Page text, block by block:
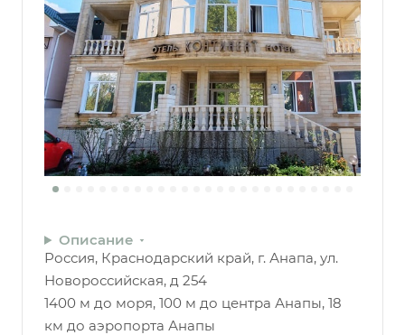
Описание
Россия, Краснодарский край, г. Анапа, ул.
Новороссийская, д 254
1400 м до моря, 100 м до центра Анапы, 18
км до аэропорта Анапы